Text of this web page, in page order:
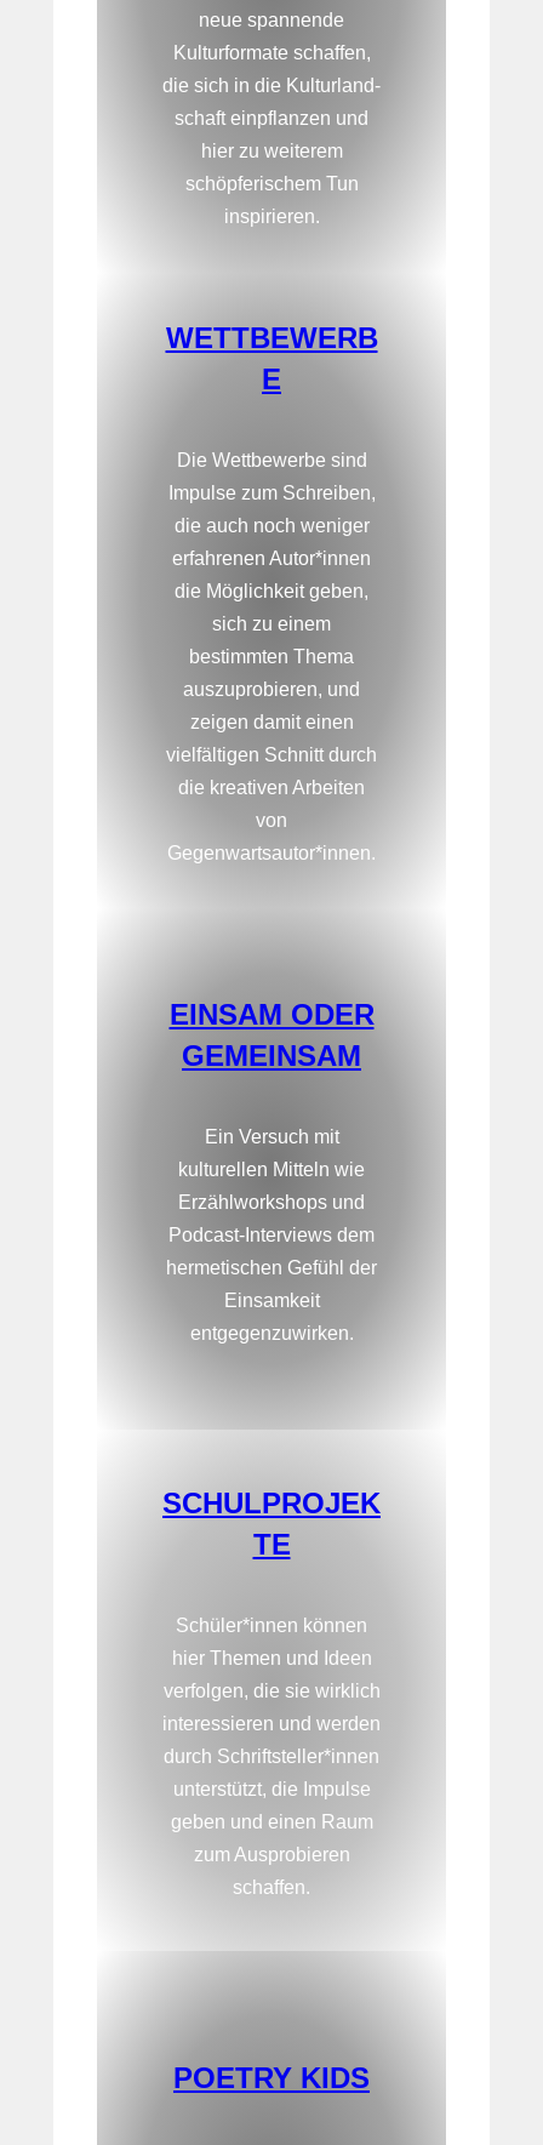
neue spannende
Kulturformate schaffen,
die sich in die Kulturland-
schaft einpflanzen und
hier zu weiterem
schöpferischem Tun
inspirieren.
WETTBEWERB
E
Die Wettbewerbe sind
Impulse zum Schreiben,
die auch noch weniger
erfahrenen Autor*innen
die Möglichkeit geben,
sich zu einem
bestimmten Thema
auszuprobieren, und
zeigen damit einen
vielfältigen Schnitt durch
die kreativen Arbeiten
von
Gegenwartsautor*innen.
EINSAM ODER
GEMEINSAM
Ein Versuch mit
kulturellen Mitteln wie
Erzählworkshops und
Podcast-Interviews dem
hermetischen Gefühl der
Einsamkeit
entgegenzuwirken.
SCHULPROJEK
TE
Schüler*innen können
hier Themen und Ideen
verfolgen, die sie wirklich
interessieren und werden
durch Schriftsteller*innen
unterstützt, die Impulse
geben und einen Raum
zum Ausprobieren
schaffen.
POETRY KIDS